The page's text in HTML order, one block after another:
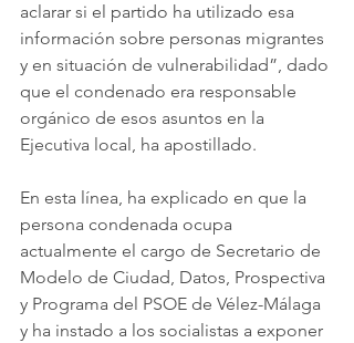
aclarar si el partido ha utilizado esa
información sobre personas migrantes
y en situación de vulnerabilidad”, dado
que el condenado era responsable
orgánico de esos asuntos en la
Ejecutiva local, ha apostillado.
En esta línea, ha explicado en que la
persona condenada ocupa
actualmente el cargo de Secretario de
Modelo de Ciudad, Datos, Prospectiva
y Programa del PSOE de Vélez-Málaga
y ha instado a los socialistas a exponer